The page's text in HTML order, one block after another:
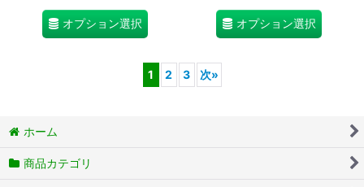
オプション選択 オプション選択
1 2 3 次»
ホーム
商品カテゴリ